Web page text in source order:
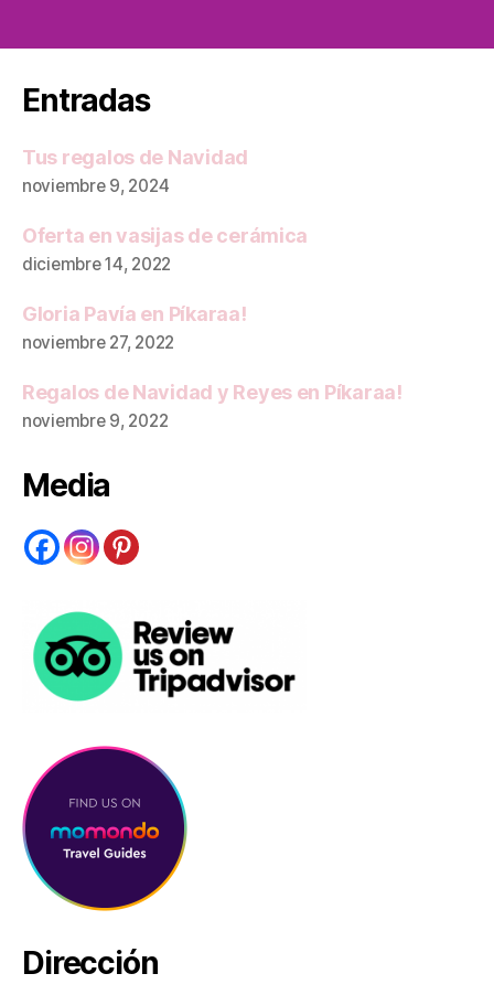
Entradas
Tus regalos de Navidad
noviembre 9, 2024
Oferta en vasijas de cerámica
diciembre 14, 2022
Gloria Pavía en Píkaraa!
noviembre 27, 2022
Regalos de Navidad y Reyes en Píkaraa!
noviembre 9, 2022
Media
Dirección